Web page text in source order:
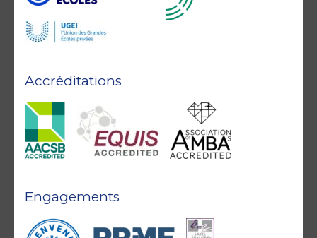
Accréditations
Engagements